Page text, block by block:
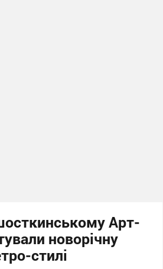
Арт-
новорічну
стилі